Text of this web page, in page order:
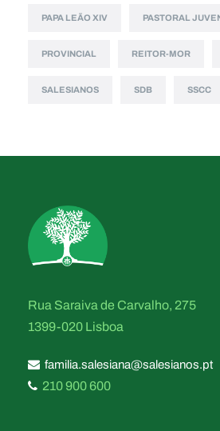
PAPA LEÃO XIV PASTORAL
PROVINCIAL REITOR-MOR
SALESIANOS SDB SSCC
Rua Saraiva de Carvalho, 275
1399-020 Lisboa
familia.salesiana@salesianos.pt
210 900 600